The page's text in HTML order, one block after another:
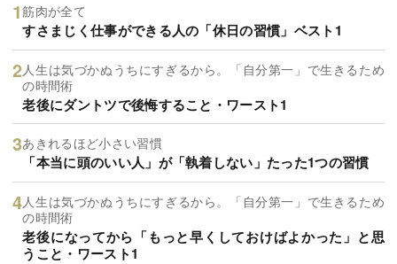
筋肉が全て
すさまじく仕事ができる人の「休日の習慣」ベスト1
人生は気づかぬうちにすぎるから。「自分第一」で生きるため
の時間術
老後にダントツで後悔すること・ワースト1
あきれるほど小さい習慣
「本当に頭のいい人」が「執着しない」たった1つの習慣
人生は気づかぬうちにすぎるから。「自分第一」で生きるため
の時間術
老後になってから「もっと早くしておけばよかった」と思
うこと・ワースト1